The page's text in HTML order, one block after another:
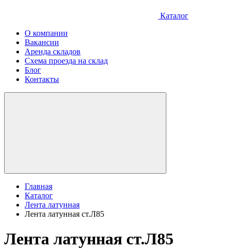
Каталог
О компании
Вакансии
Аренда складов
Схема проезда на склад
Блог
Контакты
Главная
Каталог
Лента латунная
Лента латунная ст.Л85
Лента латунная ст.Л85